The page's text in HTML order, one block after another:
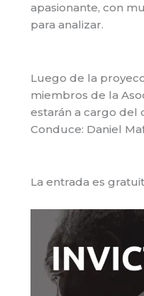
apasionante, con
para analizar.
Luego de la
miembros de la
estarán a cargo del
Conduce: Daniel
La entrada es